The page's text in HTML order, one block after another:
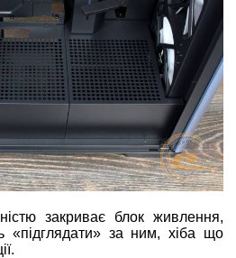
закриває блок живлення,
«підглядати» за ним, хіба що